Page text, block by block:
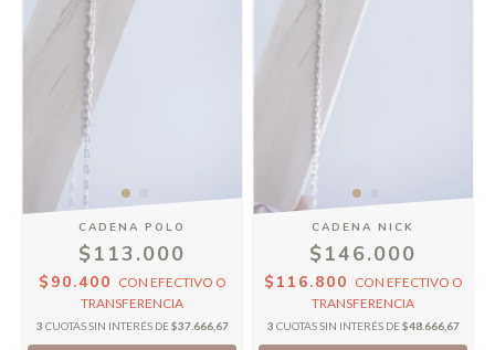
CADENA POLO
$113.000
$90.400 CON EFECTIVO O
TRANSFERENCIA
3 CUOTAS SIN INTERÉS DE$37.666,67
CADENA NICK
$146.000
$116.800 CON EFECTIVO O
TRANSFERENCIA
3 CUOTAS SIN INTERÉS DE$48.666,67